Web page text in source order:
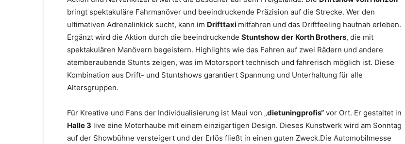
bringt spektakuläre Fahrmanöver und beeindruckende Präzision auf die Strecke. Wer den
ultimativen Adrenalinkick sucht, kann im Drifttaxi mitfahren und das Driftfeeling hautnah erleben.
Ergänzt wird die Aktion durch die beeindruckende Stuntshow der Korth Brothers, die mit
spektakulären Manövern begeistern. Highlights wie das Fahren auf zwei Rädern und andere
atemberaubende Stunts zeigen, was im Motorsport technisch und fahrerisch möglich ist. Diese
Kombination aus Drift- und Stuntshows garantiert Spannung und Unterhaltung für alle
Altersgruppen.
Für Kreative und Fans der Individualisierung ist Maui von „dietuningprofis“ vor Ort. Er gestaltet in
Halle 3 live eine Motorhaube mit einem einzigartigen Design. Dieses Kunstwerk wird am Sonntag
auf der Showbühne versteigert und der Erlös fließt in einen guten Zweck.Die Automobilmesse